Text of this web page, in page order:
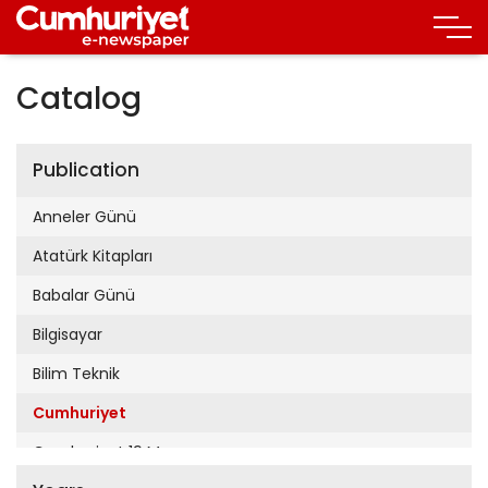
Catalog
Publication
Anneler Günü
Atatürk Kitapları
Babalar Günü
Bilgisayar
Bilim Teknik
Cumhuriyet
Cumhuriyet 19 Mayıs